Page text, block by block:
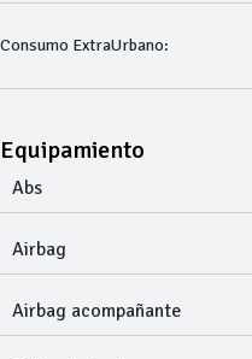
Consumo ExtraUrbano:
Equipamiento
Abs
Airbag
Airbag acompañante